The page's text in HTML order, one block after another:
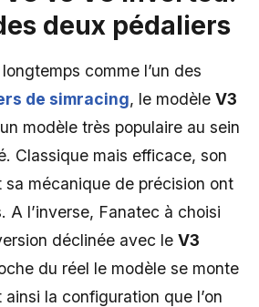
deux pédaliers
comme l’un des
de simracing, le modèle V3
modèle très populaire au sein
Classique mais efficace, son
sa mécanique de précision ont
A l’inverse, Fanatec à choisi
déclinée avec le V3
du réel le modèle se monte
la configuration que l’on